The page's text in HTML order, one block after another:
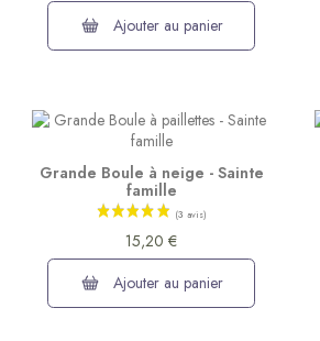
Ajouter au panier
Grande Boule à neige - Sainte
famille
15,20 €
Ajouter au panier